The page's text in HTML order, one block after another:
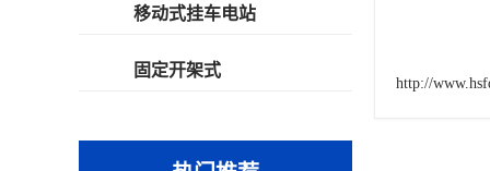
http://
移动式挂车电站
固定开架式